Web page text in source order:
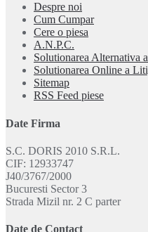
Despre noi
Cum Cumpar
Cere o piesa
A.N.P.C.
Solutionarea Alternativa
Solutionarea Online a
Sitemap
RSS Feed piese
Date Firma
S.C. DORIS 2010 S.R.L.
CIF: 12933747
J40/3767/2000
Bucuresti Sector 3
Strada Mizil nr. 2 C parter
Date de Contact